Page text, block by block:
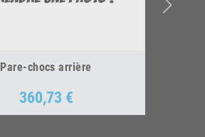
Pare-chocs arrière
Prix
360,73 €